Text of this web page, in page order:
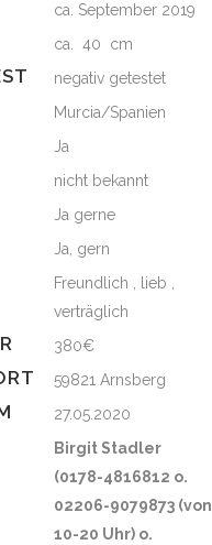
ca. September 2019
ca. 40 cm
negativ getestet
Murcia/Spanien
Ja
nicht bekannt
Ja gerne
Ja, gern
Freundlich , lieb ,
verträglich
380€
59821 Arnsberg
27.05.2020
Birgit Stadler
(0178-4816812 o.
02206-9079873 (von
10-20 Uhr) o.